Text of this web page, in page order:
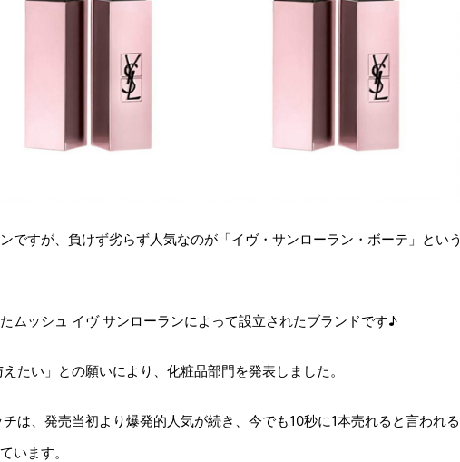
ですが、負けず劣らず人気なのが「イヴ・サンローラン・ボーテ」という
ムッシュ イヴ サンローランによって設立されたブランドです♪
たい」との願いにより、化粧品部門を発表しました。
は、発売当初より爆発的人気が続き、今でも10秒に1本売れると言われる
います。